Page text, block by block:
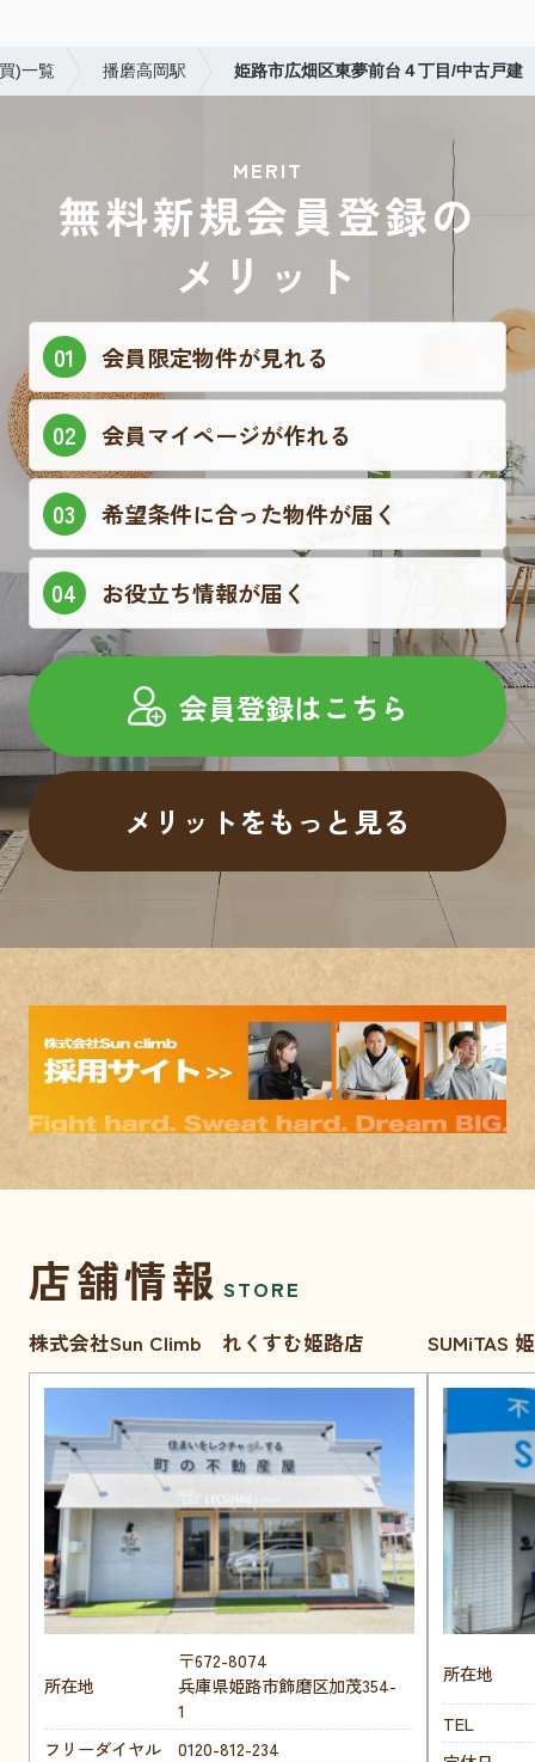
)一覧 播磨高岡駅 姫路市広畑区東夢前台４丁目/中古戸建
MERIT
無料新規会員登録の
メリット
会員限定物件が見れる
会員マイページが作れる
希望条件に合った物件が届く
お役立ち情報が届く
会員登録はこちら
メリットをもっと見る
店舗情報 STORE
株式会社Sun Climb れくすむ姫路店
所在地
〒672-8074
兵庫県姫路市飾磨区加茂354-
1
フリーダイヤル
0120-812-234
SUMiTAS
所在地
TEL